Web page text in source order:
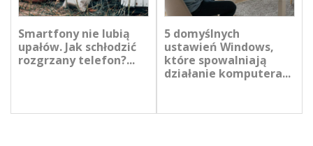
Smartfony nie lubią
upałów. Jak schłodzić
rozgrzany telefon?...
5 domyślnych
ustawień Windows,
które spowalniają
działanie komputera...